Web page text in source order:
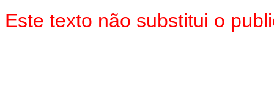
Este texto não substitui o